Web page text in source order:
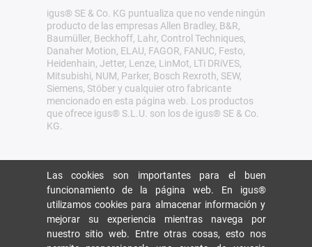
igus® SE & Co. KG puntualiza que no vende ningún
producto de las empresas Allen Bradley, B&R,
Baumüller, Beckhoff, Lahr, Control Techniques,
Danaher Motion, ELAU, FAGOR, FANUC, Festo,
Heidenhain, Jetter, Lenze, LinMot, LTi DRiVES,
Mitsubishi, NUM, Parker, Bosch Rexroth, SEW,
Siemens, Stöber y cualquier otro fabricante
mencionado en esta página web. Los productos
que ofrece igus® S.L.U. son los de igus® SE & Co.
KG.
Las cookies son importantes para el buen
funcionamiento de la página web. En igus®
utilizamos cookies para almacenar información y
mejorar su experiencia mientras navega por
nuestro sitio web. Entre otras cosas, esto nos